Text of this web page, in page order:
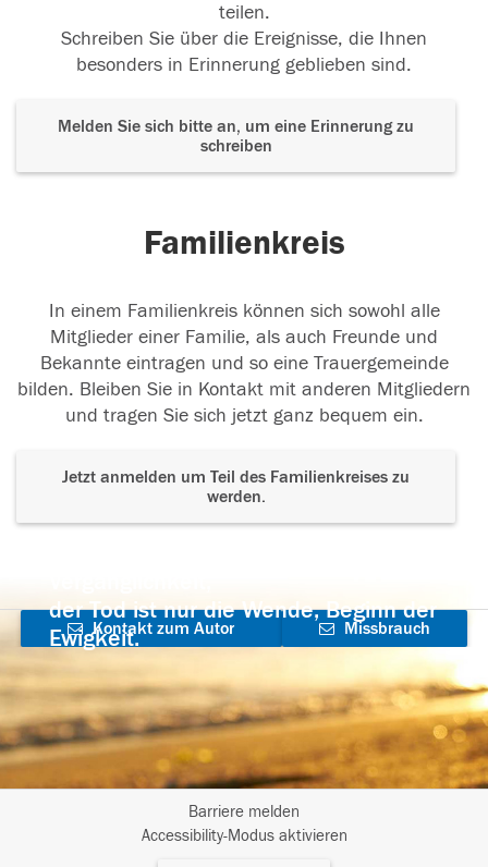
teilen.
Schreiben Sie über die Ereignisse, die Ihnen
besonders in Erinnerung geblieben sind.
Melden Sie sich bitte an, um eine Erinnerung zu
schreiben
Familienkreis
In einem Familienkreis können sich sowohl alle
Mitglieder einer Familie, als auch Freunde und
Bekannte eintragen und so eine Trauergemeinde
bilden. Bleiben Sie in Kontakt mit anderen Mitgliedern
und tragen Sie sich jetzt ganz bequem ein.
Jetzt anmelden um Teil des Familienkreises zu
werden.
der Tod ist nur die Wende, Beginn der
Ewigkeit.
Kontakt zum Autor
aufnehmen
Missbrauch
Barriere melden
Accessibility-Modus aktivieren